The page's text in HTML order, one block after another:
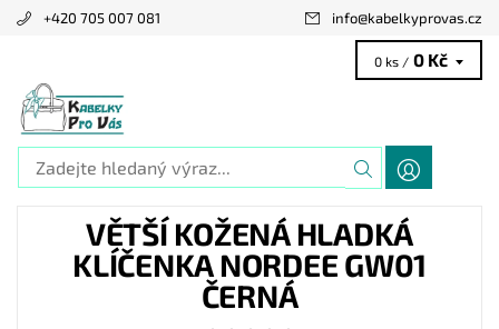
+420 705 007 081 info@kabelkyprovas.cz
0 ks / 0 Kč
VĚTŠÍ KOŽENÁ HLADKÁ
KLÍČENKA NORDEE GW01
ČERNÁ